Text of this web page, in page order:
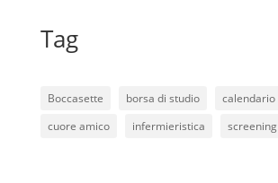
Tag
Boccasette borsa di studio calendario
cuore amico
infermieristica screening